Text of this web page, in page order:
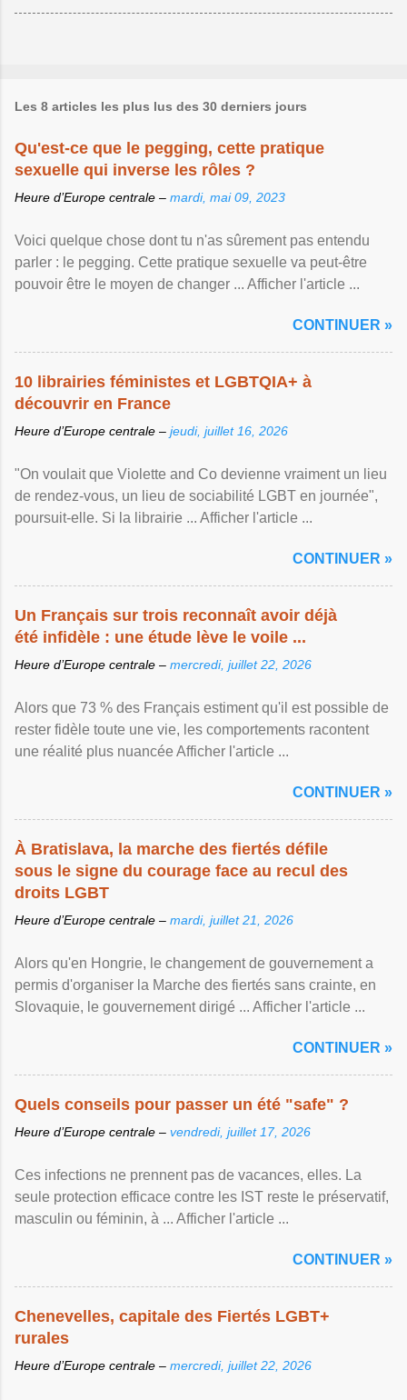
Les 8 articles les plus lus des 30 derniers jours
Qu'est-ce que le pegging, cette pratique
sexuelle qui inverse les rôles ?
Heure d’Europe centrale – mardi, mai 09, 2023
Voici quelque chose dont tu n'as sûrement pas entendu
parler : le pegging. Cette pratique sexuelle va peut-être
pouvoir être le moyen de changer ... Afficher l'article ...
CONTINUER »
10 librairies féministes et LGBTQIA+ à
découvrir en France
Heure d’Europe centrale – jeudi, juillet 16, 2026
"On voulait que Violette and Co devienne vraiment un lieu
de rendez-vous, un lieu de sociabilité LGBT en journée",
poursuit-elle. Si la librairie ... Afficher l'article ...
CONTINUER »
Un Français sur trois reconnaît avoir déjà
été infidèle : une étude lève le voile ...
Heure d’Europe centrale – mercredi, juillet 22, 2026
Alors que 73 % des Français estiment qu'il est possible de
rester fidèle toute une vie, les comportements racontent
une réalité plus nuancée Afficher l'article ...
CONTINUER »
À Bratislava, la marche des fiertés défile
sous le signe du courage face au recul des
droits LGBT
Heure d’Europe centrale – mardi, juillet 21, 2026
Alors qu'en Hongrie, le changement de gouvernement a
permis d'organiser la Marche des fiertés sans crainte, en
Slovaquie, le gouvernement dirigé ... Afficher l'article ...
CONTINUER »
Quels conseils pour passer un été "safe" ?
Heure d’Europe centrale – vendredi, juillet 17, 2026
Ces infections ne prennent pas de vacances, elles. La
seule protection efficace contre les IST reste le préservatif,
masculin ou féminin, à ... Afficher l'article ...
CONTINUER »
Chenevelles, capitale des Fiertés LGBT+
rurales
Heure d’Europe centrale – mercredi, juillet 22, 2026